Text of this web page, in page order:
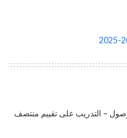
– التدريب على تقييم منتصف